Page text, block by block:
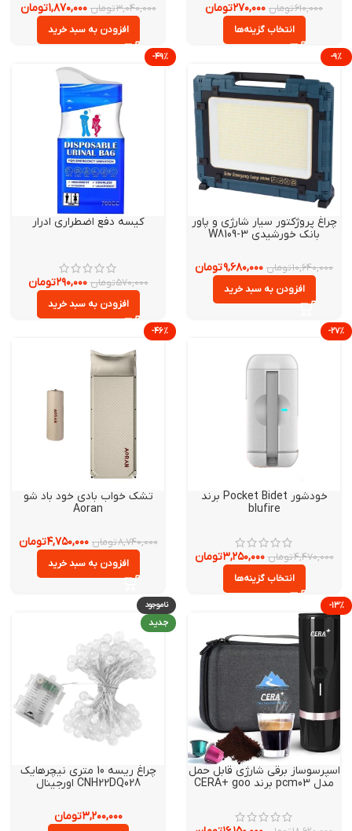
۶۱۰,۰۰۰تومان ۲۷۰,۰۰۰تومان
انتخاب گزینه‌ها
۳,۰۴۰,۰۰۰تومان ۱,۸۷۰,۰۰۰تومان
افزودن به سبد خرید
پروژکتور سیار شارژی و پاور
بانک خورشیدی W8109-3
تومان ۹,۶۸۰,۰۰۰تومان
افزودن به سبد خرید
-۴۹%
کیسه دفع اضطراری ادرار
۵۷۰,۰۰۰تومان ۲۹۰,۰۰۰تومان
افزودن به سبد خرید
خودشور Pocket Bidet برند
blufire
تومان ۳,۲۵۰,۰۰۰تومان
انتخاب گزینه‌ها
-۴۶%
تشک خواب بادی خود باد شو
Aoran
۸,۷۴۰,۰۰۰تومان ۴,۷۵۰,۰۰۰تومان
افزودن به سبد خرید
برقی شارژی قابل حمل
ناموجود
جدید
چراغ ریسه 10 متری نیچرهایک
CNH22DQ028 اورجینال
۳,۲۰۰,۰۰۰تومان